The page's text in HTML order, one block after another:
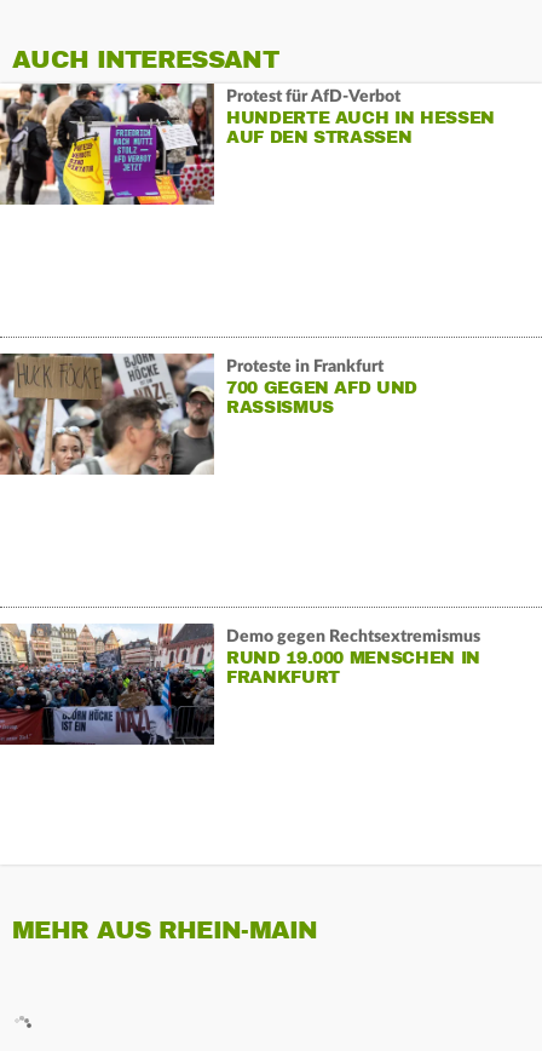
AUCH INTERESSANT
Protest für AfD-Verbot
HUNDERTE AUCH IN HESSEN
AUF DEN STRASSEN
Proteste in Frankfurt
700 GEGEN AFD UND
RASSISMUS
Demo gegen Rechtsextremismus
RUND 19.000 MENSCHEN IN
FRANKFURT
MEHR AUS RHEIN-MAIN